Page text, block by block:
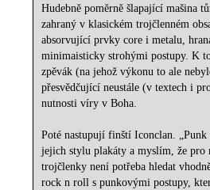
Hudebně poměrně šlapající mašina
zahraný v klasickém trojčlenném
absorvující prvky core i metalu,
minimaisticky strohými postupy. K
zpěvák (na jehož výkonu to ale
přesvědčující neustále (v textech i
nutnosti víry v Boha.
Poté nastupují finští Iconclan. „Punk
jejich stylu plakáty a myslím, že pro
trojčlenky není potřeba hledat
rock n roll s punkovými postupy,